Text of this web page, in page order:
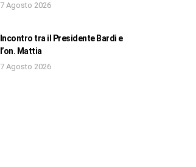
7 Agosto 2026
Incontro tra il Presidente Bardi e
l’on. Mattia
7 Agosto 2026